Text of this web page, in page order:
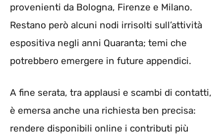
provenienti da Bologna, Firenze e Milano.
Restano però alcuni nodi irrisolti sull’attività
espositiva negli anni Quaranta; temi che
potrebbero emergere in future appendici.
A fine serata, tra applausi e scambi di contatti,
è emersa anche una richiesta ben precisa:
rendere disponibili online i contributi più